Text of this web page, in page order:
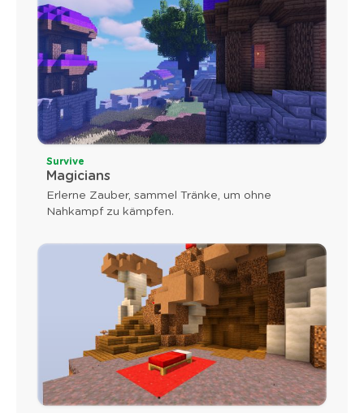
Survive
Magicians
Erlerne Zauber, sammel Tränke, um ohne
Nahkampf zu kämpfen.